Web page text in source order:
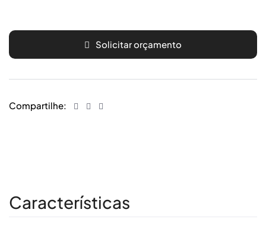
Solicitar orçamento
Compartilhe:
Características